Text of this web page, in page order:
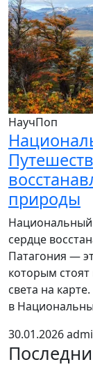
НаучПоп
природы
Национальный
сердце
Патагония —
которым
света на
в
30.01.2026